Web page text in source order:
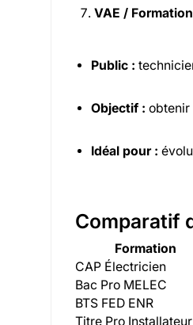
VAE /
Public :
Objectif : obtenir
Idéal pour :
Comparatif
Formation
CAP Électricien
Bac Pro MELEC
BTS FED ENR
Titre Pro